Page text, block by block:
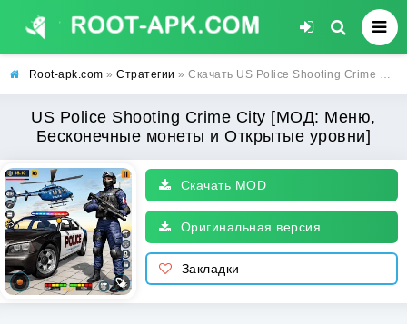
Root-apk.com » Стратегии » Скачать US Police Shooting Crime City [МОД: Меню, Бесконечные монеты и Открытые уровни] | Взлом US Police Shooting Crime City на Андроид
US Police Shooting Crime City [МОД: Меню,
Бесконечные монеты и Открытые уровни]
Скачать MOD
Оригинальная версия
Закладки